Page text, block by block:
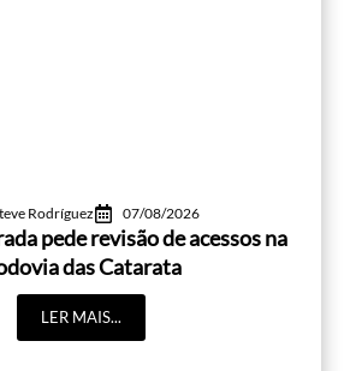
Rodríguez 07/08/2026
pede revisão de acessos na
das Catarata
LER MAIS...